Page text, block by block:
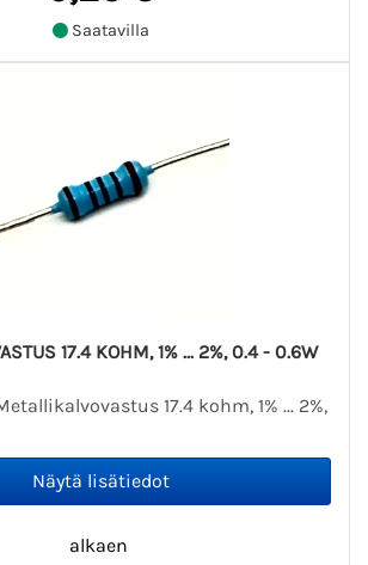
Saatavilla
17.4 KOHM, 1% ... 2%, 0.4 - 0.6W
17.4 kohm, 1% ... 2%,
alkaen